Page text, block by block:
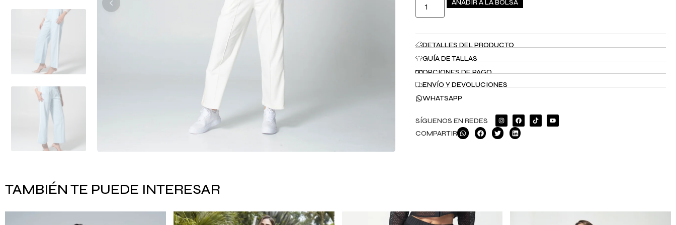
AÑADIR A LA BOLSA
DETALLES DEL PRODUCTO
GUÍA DE TALLAS
OPCIONES DE PAGO
ENVÍO Y DEVOLUCIONES
WHATSAPP
SÍGUENOS EN REDES
COMPARTIR
TAMBIÉN TE PUEDE INTERESAR